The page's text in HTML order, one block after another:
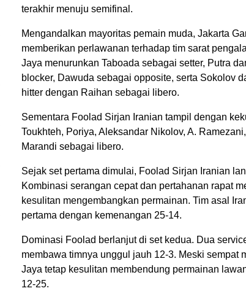
terakhir menuju semifinal.
Mengandalkan mayoritas pemain muda, Jakarta
memberikan perlawanan terhadap tim sarat
Jaya menurunkan Taboada sebagai setter, Putra
blocker, Dawuda sebagai opposite, serta Sokolov
hitter dengan Raihan sebagai libero.
Sementara Foolad Sirjan Iranian tampil dengan
Toukhteh, Poriya, Aleksandar Nikolov, A.
Marandi sebagai libero.
Sejak set pertama dimulai, Foolad Sirjan Iranian
Kombinasi serangan cepat dan pertahanan rapat
kesulitan mengembangkan permainan. Tim asal
pertama dengan kemenangan 25-14.
Dominasi Foolad berlanjut di set kedua. Dua
membawa timnya unggul jauh 12-3. Meski sempat
Jaya tetap kesulitan membendung permainan
12-25.